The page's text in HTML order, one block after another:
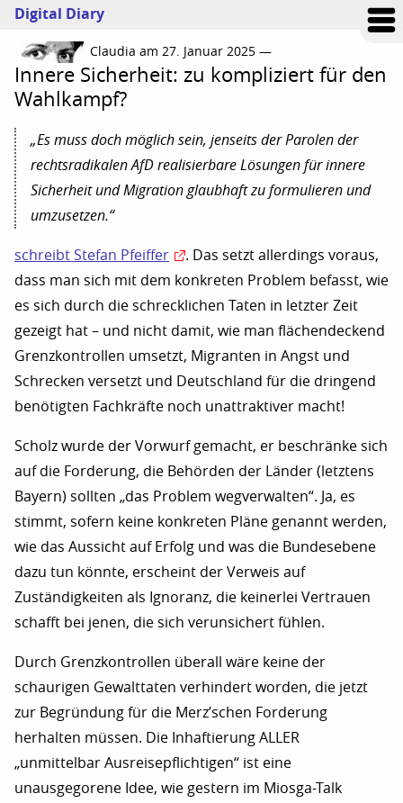
Digital Diary
Claudia am 27. Januar 2025 —
Innere Sicherheit: zu kompliziert für den
Wahlkampf?
„Es muss doch möglich sein, jenseits der Parolen der
rechtsradikalen AfD realisierbare Lösungen für innere
Sicherheit und Migration glaubhaft zu formulieren und
umzusetzen.“
schreibt Stefan Pfeiffer
. Das setzt allerdings voraus,
dass man sich mit dem konkreten Problem befasst, wie
es sich durch die schrecklichen Taten in letzter Zeit
gezeigt hat – und nicht damit, wie man flächendeckend
Grenzkontrollen umsetzt, Migranten in Angst und
Schrecken versetzt und Deutschland für die dringend
benötigten Fachkräfte noch unattraktiver macht!
Scholz wurde der Vorwurf gemacht, er beschränke sich
auf die Forderung, die Behörden der Länder (letztens
Bayern) sollten „das Problem wegverwalten“. Ja, es
stimmt, sofern keine konkreten Pläne genannt werden,
wie das Aussicht auf Erfolg und was die Bundesebene
dazu tun könnte, erscheint der Verweis auf
Zuständigkeiten als Ignoranz, die keinerlei Vertrauen
schafft bei jenen, die sich verunsichert fühlen.
Durch Grenzkontrollen überall wäre keine der
schaurigen Gewalttaten verhindert worden, die jetzt
zur Begründung für die Merz’schen Forderung
herhalten müssen. Die Inhaftierung ALLER
„unmittelbar Ausreisepflichtigen“ ist eine
unausgegorene Idee, wie gestern im Miosga-Talk